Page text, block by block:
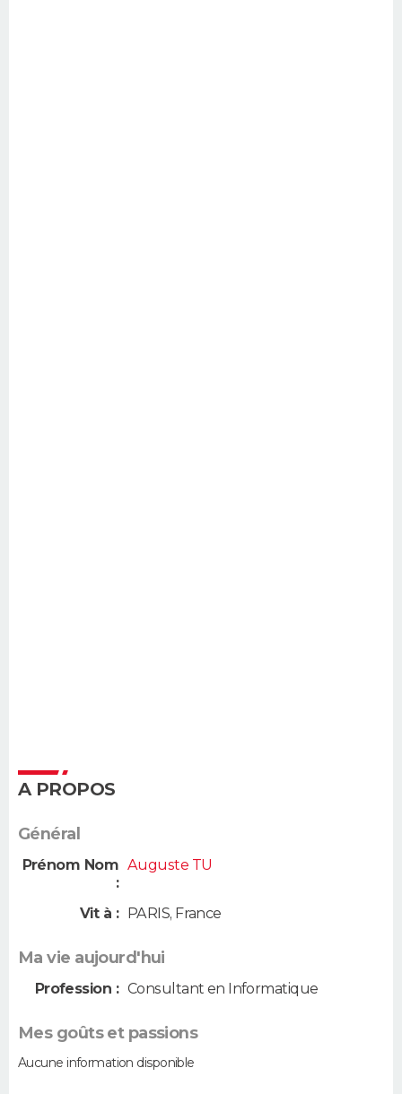
A PROPOS
Général
Prénom Nom
:
Auguste TU
Vit à : PARIS, France
Ma vie aujourd'hui
Profession : Consultant en Informatique
Mes goûts et passions
Aucune information disponible